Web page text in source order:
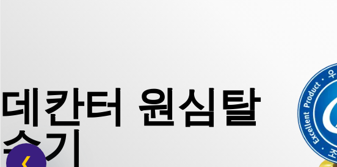
데칸터 원심탈
수기